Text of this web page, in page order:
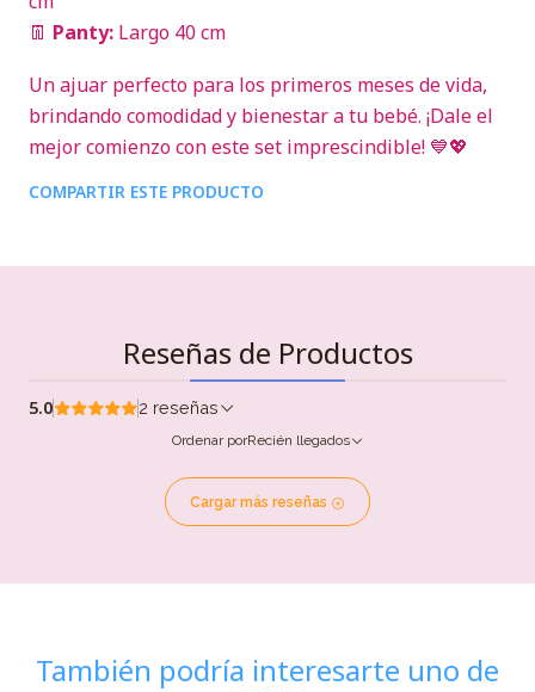
👖 Panty: Largo 40 cm
Un ajuar perfecto para los primeros meses de vida,
brindando comodidad y bienestar a tu bebé. ¡Dale el
mejor comienzo con este set imprescindible! 💙💖
COMPARTIR ESTE PRODUCTO
Reseñas de Productos
5.0 2 reseñas
Ordenar porRecién llegados
Cargar más reseñas
También podría interesarte uno de